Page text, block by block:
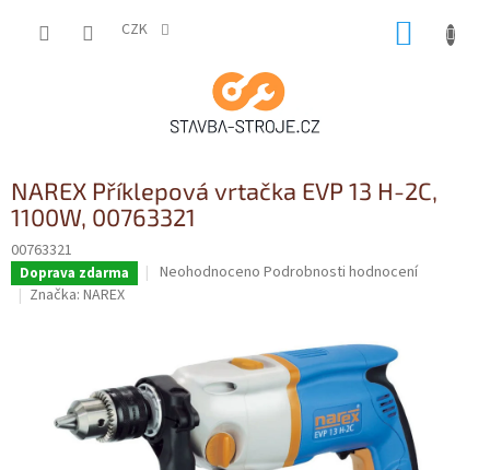
CZK
NAREX Příklepová vrtačka EVP 13 H-2C,
1100W, 00763321
00763321
Doprava zdarma
Průměrné
z
5
hvězdiček.
Neohodnoceno Podrobnosti hodnocení
Značka: NAREX